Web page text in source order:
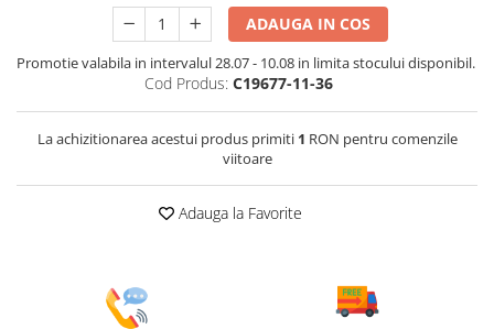
ADAUGA IN COS
Promotie valabila in intervalul 28.07 - 10.08 in limita stocului disponibil.
Cod Produs: C19677-11-36
La achizitionarea acestui produs primiti 1 RON pentru comenzile
viitoare
Adauga la Favorite